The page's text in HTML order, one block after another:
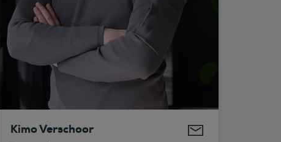
Kimo Verschoor